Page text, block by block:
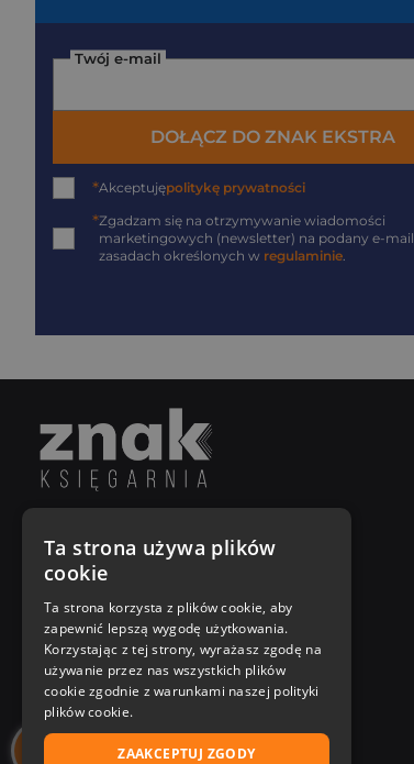
Twój e-mail
DOŁĄCZ DO ZNAK EKSTRA
*Akceptujępolitykę prywatności
*Zgadzam się na otrzymywanie wiadomości
marketingowych (newsletter) na podany e-mail
zasadach określonych w regulaminie.
Poniedziałek - Piątek
8:00 - 18:00
[email protected]
Bądź z nami na bieżąco
Ta strona używa plików
cookie
Ta strona korzysta z plików cookie, aby
zapewnić lepszą wygodę użytkowania.
Korzystając z tej strony, wyrażasz zgodę na
używanie przez nas wszystkich plików
cookie zgodnie z warunkami naszej polityki
plików cookie.
ZAAKCEPTUJ ZGODY